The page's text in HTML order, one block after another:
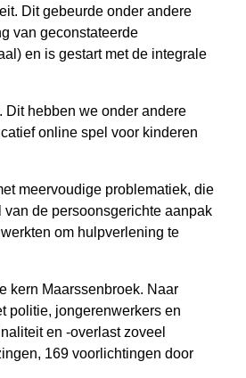
Dit gebeurde onder andere
van geconstateerde
en is gestart met de integrale
Dit hebben we onder andere
online spel voor kinderen
meervoudige problematiek, die
de persoonsgerichte aanpak
om hulpverlening te
kern Maarssenbroek. Naar
politie, jongerenwerkers en
en -overlast zoveel
169 voorlichtingen door